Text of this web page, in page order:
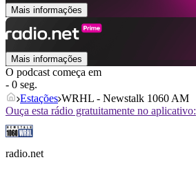
Mais informações
Mais informações
O podcast começa em
- 0 seg.
Estações WRHL - Newstalk 1060 AM
Ouça esta rádio gratuitamente no aplicativo:
radio.net